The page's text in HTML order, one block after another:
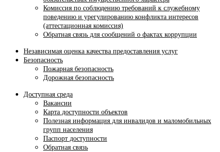
Комиссия по соблюдению требований к служебному
поведению и урегулированию конфликта интересов
(аттестационная комиссия)
Обратная связь для сообщений о фактах коррупции
Независимая оценка качества предоставления услуг
Безопасность
Пожарная безопасность
Дорожная безопасность
Доступная среда
Вакансии
Карта доступности объектов
Полезная информация для инвалидов и маломобильных
групп населения
Паспорт доступности
Обратная связь